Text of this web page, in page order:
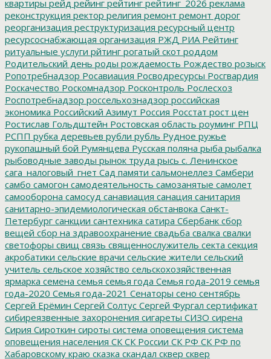
квартиры рейд рейинг рейтинг рейтинг_2026 реклама
реконструкция ректор религия ремонт ремонт дорог
реорганизация реструктуризация ресурсный центр
ресурсоснабжающая организация РЖД РИА Рейтинг
ритуальные услуги рйтинг рогатый скот роддом
Родительский день роды рождаемость Рождество розыск
Ропотребнадзор Росавиация Росводресурсы Росгвардия
Роскачество Роскомнадзор Росконтроль Рослесхоз
Роспотребнадзор россельхознадзор российская
экономика Российский Азимут Россия Росстат рост цен
Ростислав Гольдштейн Ростовская область роуминг РПЦ
РСПП рубка деревьев рубли рубль Рудное ружье
рукопашный бой Румянцева Русская поляна рыба рыбалка
рыбоводные заводы рынок труда рысь с. Ленинское
сага_налоговый_гнет Сад памяти сальмонеллез Самбери
самбо самогон самодеятельность самозанятые самолет
самооборона самосуд санавиация санация санитария
санитарно-эпидемиологическая обстанвока Санкт-
Петербург санкции сантехника сатира Сбербанк сбор
вещей сбор на здравоохранение свадьба свалка свалки
светофоры свищ связь священнослужитель секта секция
акробатики сельские врачи сельские жители сельский
учитель сельское хозяйство сельскохозяйственная
ярмарка семена семья семья года Семья года-2019 семья
года-2020 Семья года-2021 Сенаторы сено сентябрь
Сергей Ерёмин Сергей Солтус Сергей Фургал сертификат
сибиреязвенные захоронения сигареты СИЗО сирена
Сирия Сироткин сироты система оповещения система
оповещения населения СК СК России СК РФ СК РФ по
Хабаровскому краю сказка скандал сквер сквер